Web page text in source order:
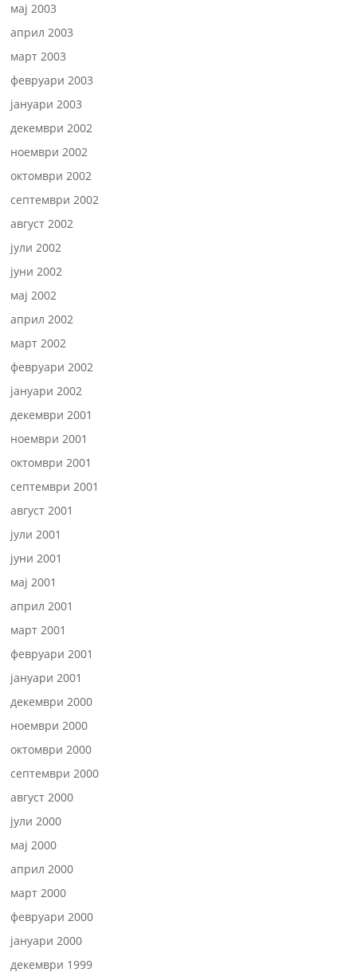
мај 2003
април 2003
март 2003
февруари 2003
јануари 2003
декември 2002
ноември 2002
октомври 2002
септември 2002
август 2002
јули 2002
јуни 2002
мај 2002
април 2002
март 2002
февруари 2002
јануари 2002
декември 2001
ноември 2001
октомври 2001
септември 2001
август 2001
јули 2001
јуни 2001
мај 2001
април 2001
март 2001
февруари 2001
јануари 2001
декември 2000
ноември 2000
октомври 2000
септември 2000
август 2000
јули 2000
мај 2000
април 2000
март 2000
февруари 2000
јануари 2000
декември 1999